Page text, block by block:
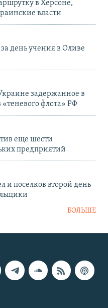
в Херсоне,
власти
день учения в Оливе
задержанное в
«теневого флота» РФ
еще шести
предприятий
и поселков второй день
БОЛЬШЕ